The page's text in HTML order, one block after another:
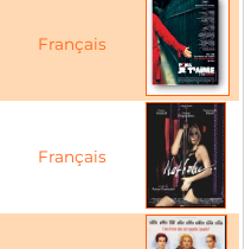
Français
Français